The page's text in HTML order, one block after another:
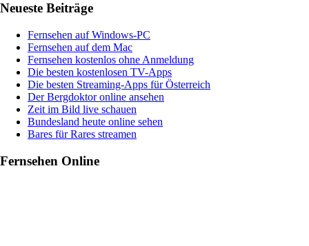
Sidebar
Neueste Beiträge
Fernsehen auf Windows-PC
Fernsehen auf dem Mac
Fernsehen kostenlos ohne Anmeldung
Die besten kostenlosen TV-Apps
Die besten Streaming-Apps für Österreich
Der Bergdoktor online ansehen
Zeit im Bild live schauen
Bundesland heute online sehen
Bares für Rares streamen
Fernsehen Online